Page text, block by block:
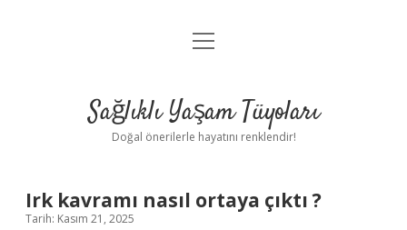
Anasayfa
Yasal Uyarı
menüyü
Sağlıklı Yaşam Tüyoları
Doğal önerilerle hayatını renklendir!
Irk kavramı nasıl ortaya çıktı ?
Tarih: Kasım 21, 2025